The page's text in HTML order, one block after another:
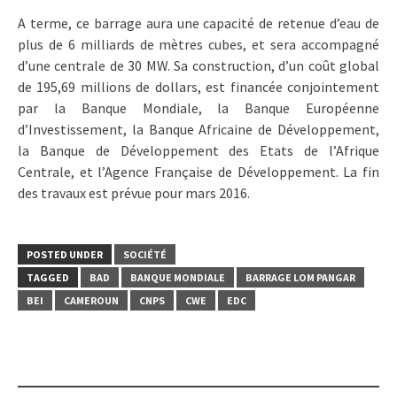
A terme, ce barrage aura une capacité de retenue d’eau de
plus de 6 milliards de mètres cubes, et sera accompagné
d’une centrale de 30 MW. Sa construction, d’un coût global
de 195,69 millions de dollars, est financée conjointement
par la Banque Mondiale, la Banque Européenne
d’Investissement, la Banque Africaine de Développement,
la Banque de Développement des Etats de l’Afrique
Centrale, et l’Agence Française de Développement. La fin
des travaux est prévue pour mars 2016.
POSTED UNDER
SOCIÉTÉ
TAGGED
BAD BANQUE MONDIALE
BARRAGE LOM PANGAR
BEI
CAMEROUN CNPS CWE EDC